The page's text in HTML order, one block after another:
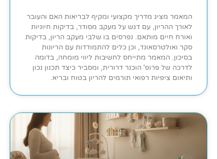
המאמר מציג מדריך מקצועי ומקיף לבריאות האם והעובר
לאורך ההריון, עם דגש על מעקב מסודר, בדיקות חיוניות
ואורח חיים מותאם. נפרסים בו שלבי מעקב הריון, בדיקות
סקר ואולטרסאונד, וכן כלים להתמודדות עם הריונות
בסיכון. המאמר מתייחס לחשיבות ליווי מומחה, בדומה
לדרכה של פרופ' הוכנר דרורית, ומסביר כיצד תכנון נכון
ותיאום ציפיות רפואי תורמים להריון בטוח ובריא.